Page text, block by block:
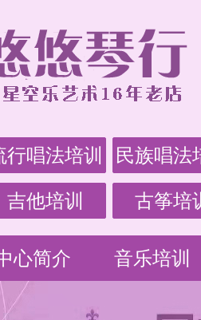
行唱法培训 民族唱法
吉他培训 古筝培
心简介 音乐培训